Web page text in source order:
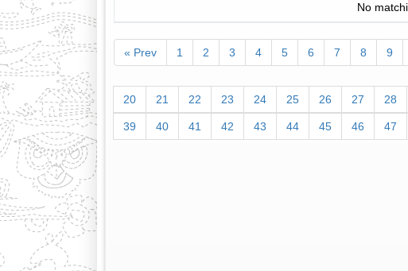
No
« Prev 1 2 3 4 5 6 7 8 9
20 21 22 23 24 25 26 27 28
39 40 41 42 43 44 45 46 47